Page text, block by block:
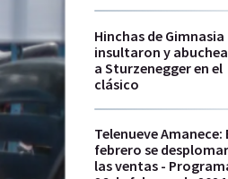
Hinchas de Gimnasia
insultaron y
a Sturzenegger en el
clásico
Telenueve Amanece:
febrero se
las ventas -